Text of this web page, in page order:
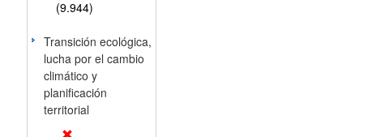
(9.944)
Transición ecológica,
lucha por el cambio
climático y
planificación
territorial